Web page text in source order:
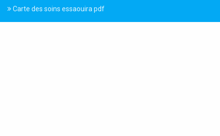
Carte des soins essaouira pdf